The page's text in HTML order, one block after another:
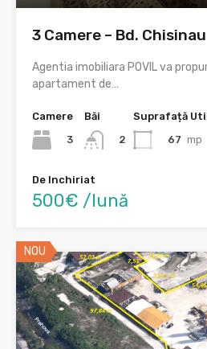
3 Camere – Bd. Chisinau
Agentia imobiliara POVIL va
apartament de…
Camere
3
Băi
2
Suprafață
67 mp
De Inchiriat
500€ /lună
NOU